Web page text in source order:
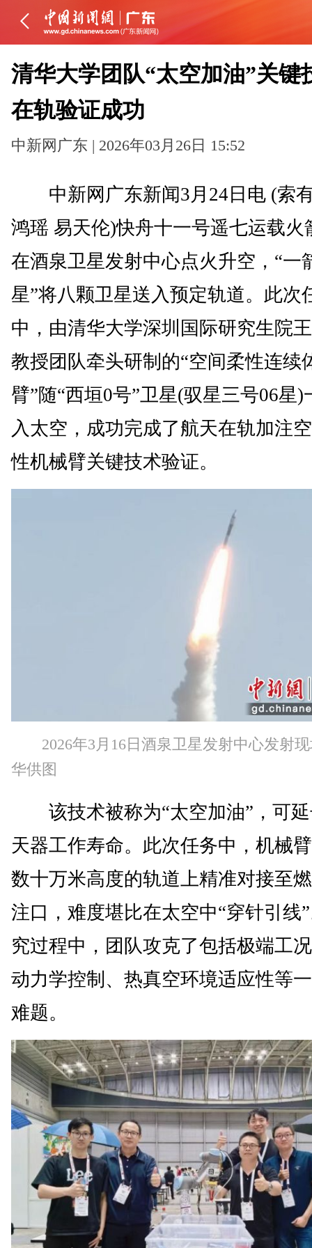
清华大学团队“太空加油”关键
在轨验证成功
中新网广东 | 2026年03月26日 15:52
中新网广东新闻3月24日电 (索
鸿瑶 易天伦)快舟十一号遥七运载火
在酒泉卫星发射中心点火升空，“一
星”将八颗卫星送入预定轨道。此次
中，由清华大学深圳国际研究生院
教授团队牵头研制的“空间柔性连续
臂”随“西垣0号”卫星(驭星三号06星)
入太空，成功完成了航天在轨加注
性机械臂关键技术验证。
2026年3月16日酒泉卫星发射中心发射
华供图
该技术被称为“太空加油”，可延
天器工作寿命。此次任务中，机械
数十万米高度的轨道上精准对接至
注口，难度堪比在太空中“穿针引线
究过程中，团队攻克了包括极端工
动力学控制、热真空环境适应性等
难题。